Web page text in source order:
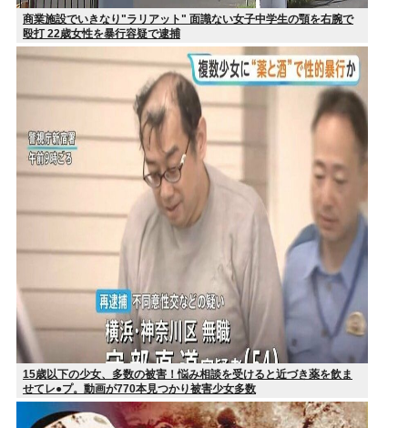
商業施設でいきなり"ラリアット" 面識ない女子中学生の顎を右腕で
殴打 22歳女性を暴行容疑で逮捕
15歳以下の少女、多数の被害！悩み相談を受けると近づき薬を飲ま
せてレ●プ。動画が770本見つかり被害少女多数